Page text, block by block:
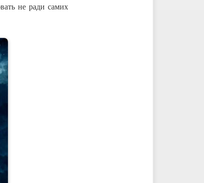
не ради самих